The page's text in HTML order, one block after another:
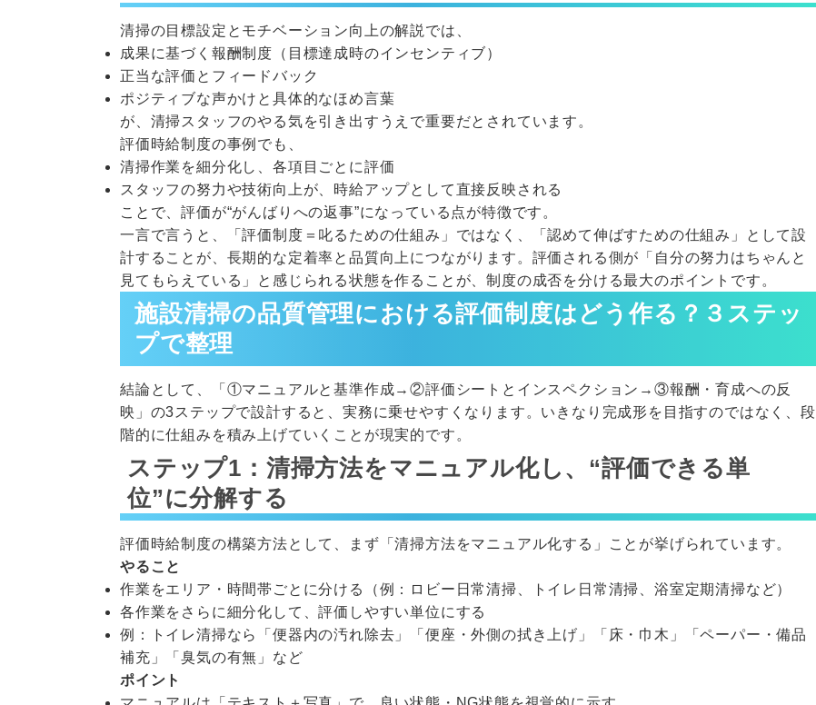
清掃の目標設定とモチベーション向上の解説では、
成果に基づく報酬制度（目標達成時のインセンティブ）
正当な評価とフィードバック
ポジティブな声かけと具体的なほめ言葉
が、清掃スタッフのやる気を引き出すうえで重要だとされています。
評価時給制度の事例でも、
清掃作業を細分化し、各項目ごとに評価
スタッフの努力や技術向上が、時給アップとして直接反映される
ことで、評価が“がんばりへの返事”になっている点が特徴です。
一言で言うと、「評価制度＝叱るための仕組み」ではなく、「認めて伸ばすための仕組み」として設
計することが、長期的な定着率と品質向上につながります。評価される側が「自分の努力はちゃんと
見てもらえている」と感じられる状態を作ることが、制度の成否を分ける最大のポイントです。
施設清掃の品質管理における評価制度はどう作る？３ステッ
プで整理
結論として、「①マニュアルと基準作成→②評価シートとインスペクション→③報酬・育成への反
映」の3ステップで設計すると、実務に乗せやすくなります。いきなり完成形を目指すのではなく、段
階的に仕組みを積み上げていくことが現実的です。
ステップ1：清掃方法をマニュアル化し、“評価できる単
位”に分解する
評価時給制度の構築方法として、まず「清掃方法をマニュアル化する」ことが挙げられています。
やること
作業をエリア・時間帯ごとに分ける（例：ロビー日常清掃、トイレ日常清掃、浴室定期清掃など）
各作業をさらに細分化して、評価しやすい単位にする
例：トイレ清掃なら「便器内の汚れ除去」「便座・外側の拭き上げ」「床・巾木」「ペーパー・備品
補充」「臭気の有無」など
ポイント